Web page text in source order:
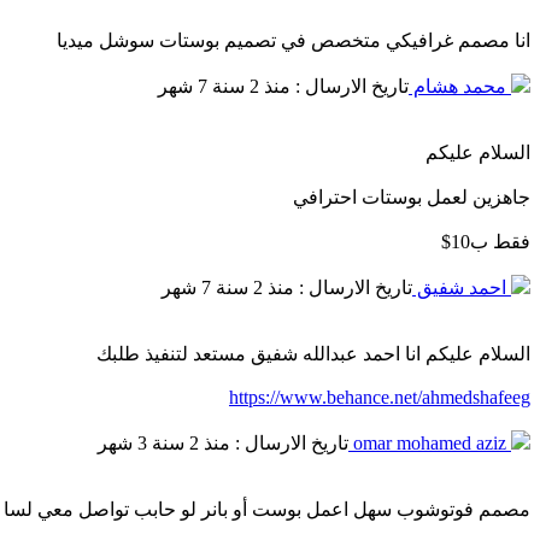
انا مصمم غرافيكي متخصص في تصميم بوستات سوشل ميديا
محمد هشام تاريخ الارسال : منذ 2 سنة 7 شهر
السلام عليكم
جاهزين لعمل بوستات احترافي
فقط ب10$
احمد شفيق تاريخ الارسال : منذ 2 سنة 7 شهر
السلام عليكم انا احمد عبدالله شفيق مستعد لتنفيذ طلبك
https://www.behance.net/ahmedshafeeg
تاريخ الارسال : منذ 2 سنة 3 شهر
مصمم فوتوشوب سهل اعمل بوست أو بانر لو حابب تواصل معي لسا